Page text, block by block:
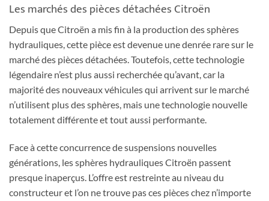
Les marchés des pièces détachées Citroën
Depuis que Citroën a mis fin à la production des sphères
hydrauliques, cette pièce est devenue une denrée rare sur le
marché des pièces détachées. Toutefois, cette technologie
légendaire n’est plus aussi recherchée qu’avant, car la
majorité des nouveaux véhicules qui arrivent sur le marché
n’utilisent plus des sphères, mais une technologie nouvelle
totalement différente et tout aussi performante.
Face à cette concurrence de suspensions nouvelles
générations, les sphères hydrauliques Citroën passent
presque inaperçus. L’offre est restreinte au niveau du
constructeur et l’on ne trouve pas ces pièces chez n’importe